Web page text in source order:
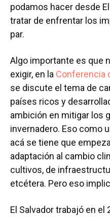
podamos hacer desde
tratar de enfrentar los
par.
Algo importante es que
exigir, en la Conferencia
se discute el tema de
países ricos y
ambición en mitigar los
invernadero. Eso como
acá se tiene que
adaptación al cambio
cultivos, de
etcétera. Pero eso
El Salvador trabajó en